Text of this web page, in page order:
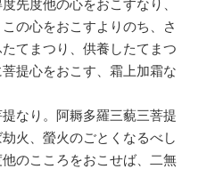
先度他の心をおこすなり、
の心をおこすよりのち、さ
てまつり、供養したてまつ
提心をおこす、霜上加霜な
なり。阿耨多羅三藐三菩提
火、螢火のごとくなるべし
のこころをおこせば、二無